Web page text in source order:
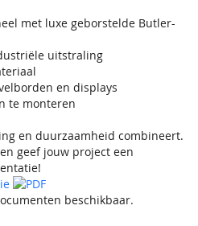
met luxe geborstelde Butler-
uitstraling
en displays
te monteren
en duurzaamheid combineert.
geef jouw project een
beschikbaar.